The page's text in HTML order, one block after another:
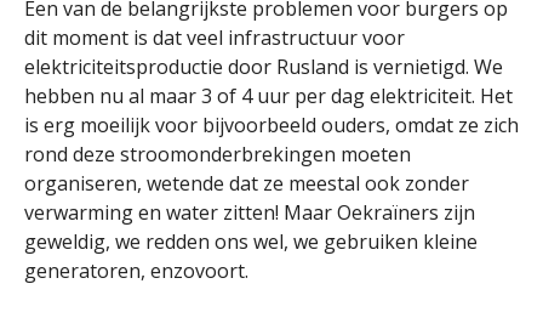
Een van de belangrijkste problemen voor burgers op
dit moment is dat veel infrastructuur voor
elektriciteitsproductie door Rusland is vernietigd. We
hebben nu al maar 3 of 4 uur per dag elektriciteit. Het
is erg moeilijk voor bijvoorbeeld ouders, omdat ze zich
rond deze stroomonderbrekingen moeten
organiseren, wetende dat ze meestal ook zonder
verwarming en water zitten! Maar Oekraïners zijn
geweldig, we redden ons wel, we gebruiken kleine
generatoren, enzovoort.